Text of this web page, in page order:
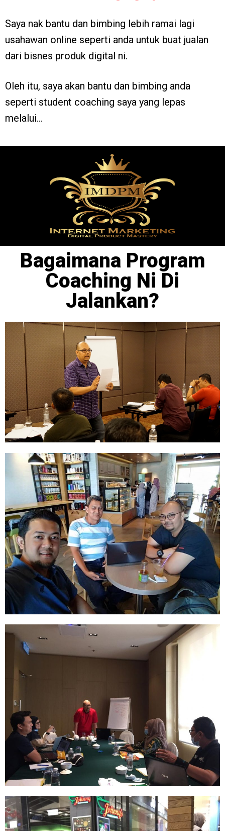
Saya nak bantu dan bimbing lebih ramai lagi
usahawan online seperti anda untuk buat jualan
dari bisnes produk digital ni.
Oleh itu, saya akan bantu dan bimbing anda
seperti student coaching saya yang lepas
melalui…
Bagaimana Program
Coaching Ni Di
Jalankan?